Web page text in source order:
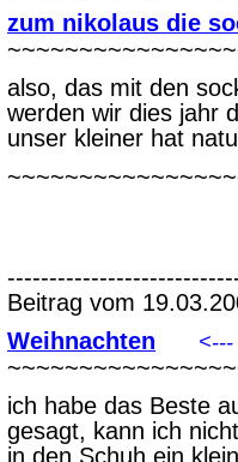
zum nikolaus die
also, das mit den
werden wir dies jahr
unser kleiner hat
Beitrag vom
Weihnachten
ich habe das Beste
gesagt, kann ich
in den Schuh ein